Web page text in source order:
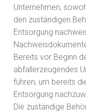
Unternehmen,
den zuständigen
Entsorgung
Bereits vor Beginn
abfallerzeugendes
führen, um bereits
Entsorgung
Die zuständige